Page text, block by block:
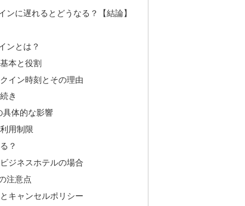
ンに遅れるとどうなる？【結論】
ンとは？
本と役割
イン時刻とその理由
き
具体的な影響
用制限
？
ジネスホテルの場合
注意点
キャンセルポリシー